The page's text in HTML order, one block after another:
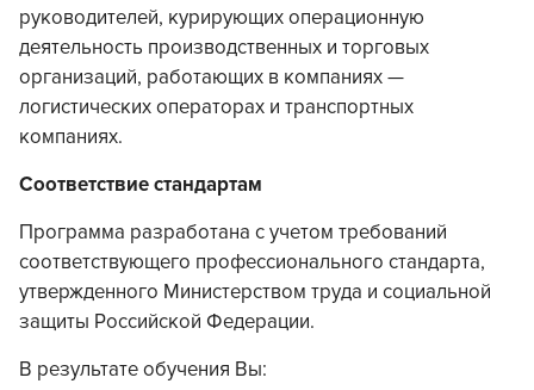
руководителей, курирующих операционную
деятельность производственных и торговых
организаций, работающих в компаниях —
логистических операторах и транспортных
компаниях.
Соответствие стандартам
Программа разработана с учетом требований
соответствующего профессионального стандарта,
утвержденного Министерством труда и социальной
защиты Российской Федерации.
В результате обучения Вы: